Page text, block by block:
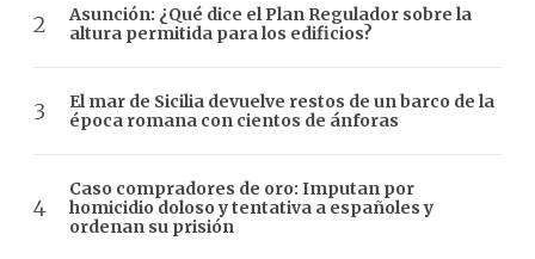
Asunción: ¿Qué dice el Plan Regulador sobre la
altura permitida para los edificios?
El mar de Sicilia devuelve restos de un barco de la
época romana con cientos de ánforas
Caso compradores de oro: Imputan por
homicidio doloso y tentativa a españoles y
ordenan su prisión